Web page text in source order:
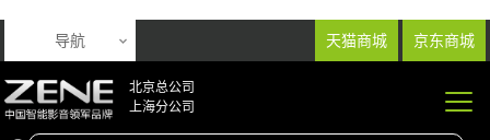
天猫商城 京东商城
导航
北京总公司
上海分公司